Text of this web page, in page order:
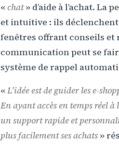
« chat» d’aide à l’achat.
et intuitive : ils déclenchent
fenêtres offrant conseils et
communication peut se
système de rappel
«L’idée est de guider les e-
En ayant accès en temps réel
un support rapide et
plus facilement ses achats »